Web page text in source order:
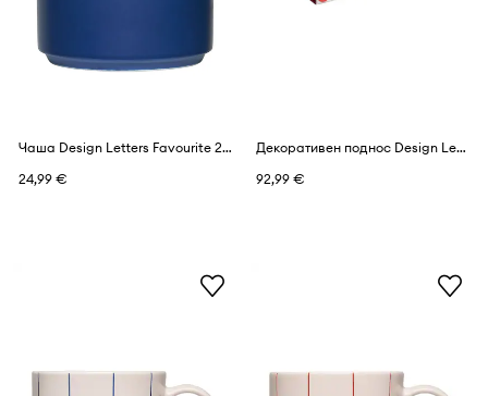
Чаша Design Letters Favourite 250 ml
24,99 €
Декоративен поднос Design Letters Ray
92,99 €